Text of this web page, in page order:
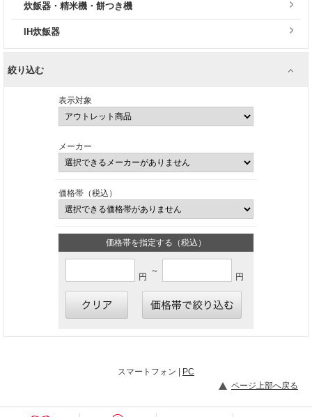
炊飯器・精米機・餅つき機
IH炊飯器
絞り込む
表示対象
メーカー
価格帯（税込）
価格帯を指定する（税込）
円
～
円
スマートフォン |
PC
ページ上部へ戻る